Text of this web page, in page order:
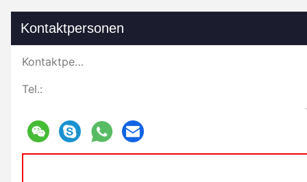
Kontaktpersonen
Kontaktpersonen:
Tel.: